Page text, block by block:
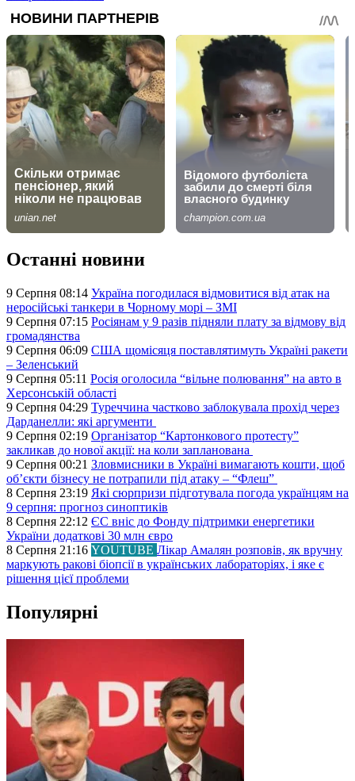
Останні новини
9 Серпня 08:14 Україна погодилася відмовитися від атак на
неросійські танкери в Чорному морі – ЗМІ
9 Серпня 07:15 Росіянам у 9 разів підняли плату за відмову від
громадянства
9 Серпня 06:09 США щомісяця поставлятимуть Україні ракети
– Зеленський
9 Серпня 05:11 Росія оголосила “вільне полювання” на авто в
Херсонській області
9 Серпня 04:29 Туреччина частково заблокувала прохід через
Дарданелли: які аргументи
9 Серпня 02:19 Організатор “Картонкового протесту”
закликав до нової акції: на коли запланована
9 Серпня 00:21 Зловмисники в Україні вимагають кошти, щоб
об’єкти бізнесу не потрапили під атаку – “Флеш”
8 Серпня 23:19 Які сюрпризи підготувала погода українцям на
9 серпня: прогноз синоптиків
8 Серпня 22:12 ЄС вніс до Фонду підтримки енергетики
України додаткові 30 млн євро
8 Серпня 21:16 YOUTUBE Лікар Амалян розповів, як вручну
маркують ракові біопсії в українських лабораторіях, і яке є
рішення цієї проблеми
Популярні